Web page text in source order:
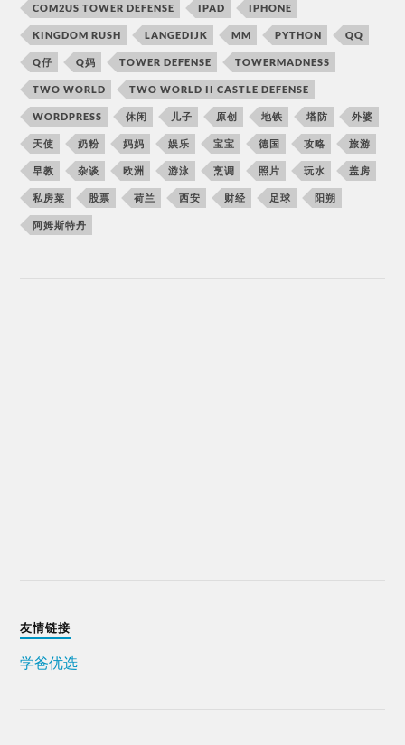
COM2US TOWER DEFENSE IPAD IPHONE
KINGDOM RUSH LANGEDIJK MM PYTHON QQ
Q仔 Q妈 TOWER DEFENSE TOWERMADNESS
TWO WORLD TWO WORLD II CASTLE DEFENSE
WORDPRESS 休闲 儿子 原创 地铁 塔防 外婆
天使 奶粉 妈妈 娱乐 宝宝 德国 攻略 旅游
早教 杂谈 欧洲 游泳 烹调 照片 玩水 盖房
私房菜 股票 荷兰 西安 财经 足球 阳朔
阿姆斯特丹
友情链接
学爸优选